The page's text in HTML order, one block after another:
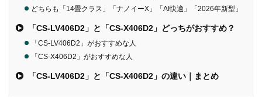
どちらも「14畳クラス」「ナノイーX」「AI快適」「2026年新型」
「CS-LV406D2」と「CS-X406D2」どっちがおすすめ？
「CS-LV406D2」がおすすめな人
「CS-X406D2」がおすすめな人
「CS-LV406D2」と「CS-X406D2」の違い｜まとめ